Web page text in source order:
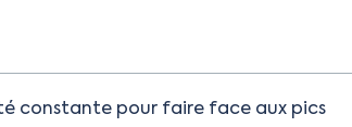
constante pour faire face aux pics